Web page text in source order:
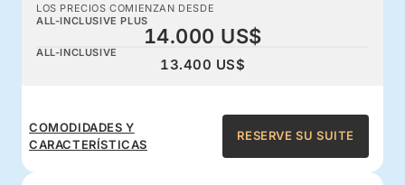
LOS PRECIOS COMIENZAN DESDE
ALL-INCLUSIVE PLUS
14.000 US$
ALL-INCLUSIVE
13.400 US$
COMODIDADES Y
CARACTERÍSTICAS
RESERVE SU SUITE